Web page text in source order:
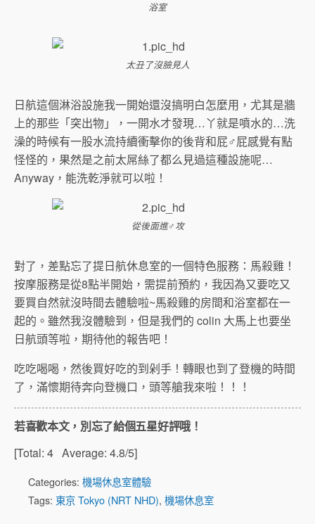
浴室
太丑了沒臉見人
日航這個淋浴設施我一開始還沒搞明白怎麼用，尤其是牆
上的那些「突出物」，一開水才發現…丫就是噴水的…洗
澡的時候有一股水流持續衝擊你的後背和屁♂屁感覺有點
怪怪的，果然是之前太屌絲了都么見過這種設施呢…
Anyway，能洗乾淨就可以啦！
從後面進♂攻
對了，差點忘了提日航休息室的一個特色服務：馬殺雞！
按摩服務是從8點半開始，需提前預約，我因為又要吃又
要買自然就沒時間去體驗啦~馬殺雞的房間和浴室都在一
起的。雖然我沒體驗到，但是我們的 colin 大馬上也要坐
日航頭等啦，期待他的報告吧！
吃吃喝喝，然後買好吃的到剁手！轉眼也到了登機的時間
了，滿懷期待奔向登機口，頭等艙我來啦！！！
若喜歡本文，別忘了給個五星好評哦！
[Total: 4 Average: 4.8/5]
Categories: 機場休息室體驗
Tags: 東京 Tokyo (NRT NHD), 機場休息室